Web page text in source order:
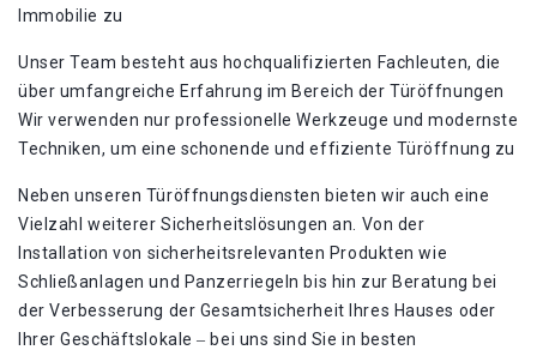
Immobilie zu
Unser Team besteht aus hochqualifizierten Fachleuten, die
über umfangreiche Erfahrung im Bereich der Türöffnungen
Wir verwenden nur professionelle Werkzeuge und modernste
Techniken, um eine schonende und effiziente Türöffnung zu
Neben unseren Türöffnungsdiensten bieten wir auch eine
Vielzahl weiterer Sicherheitslösungen an. Von der
Installation von sicherheitsrelevanten Produkten wie
Schließanlagen und Panzerriegeln bis hin zur Beratung bei
der Verbesserung der Gesamtsicherheit Ihres Hauses oder
Ihrer Geschäftslokale ‒ bei uns sind Sie in besten